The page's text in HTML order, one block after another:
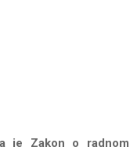
je Zakon o radnom